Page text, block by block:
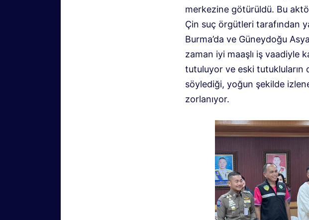
merkezine götürüldü. Bu
Çin suç örgütleri tarafından
Burma’da ve Güneydoğu
zaman iyi maaşlı iş vaadiyle
tutuluyor ve eski tutukluların
söylediği, yoğun şekilde
zorlanıyor.